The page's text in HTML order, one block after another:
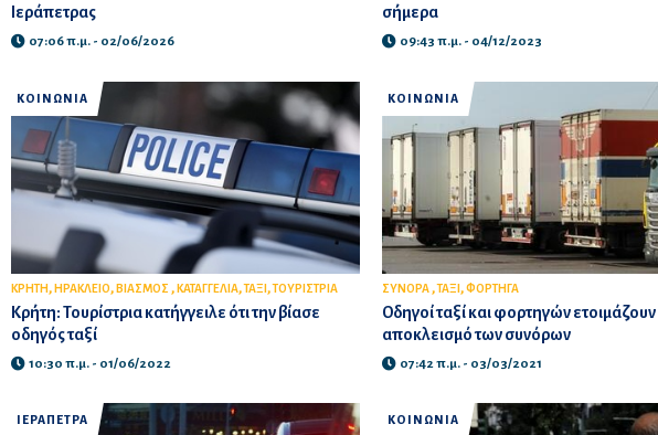
Ιεράπετρας
07:06 π.μ. - 02/06/2026
σήμερα
09:43 π.μ. - 04/12/2023
ΚΟΙΝΩΝΙΑ
ΚΡΗΤΗ, ΗΡΑΚΛΕΙΟ, ΒΙΑΣΜΟΣ , ΚΑΤΑΓΓΕΛΙΑ,ΤΑΞΙ ,ΤΟΥΡΙΣΤΡΙΑ
Κρήτη: Τουρίστρια κατήγγειλε ότι την βίασε
οδηγός ταξί
10:30 π.μ. - 01/06/2022
ΚΟΙΝΩΝΙΑ
ΣΥΝΟΡΑ,ΤΑΞΙ ,ΦΟΡΤΗΓΑ
Οδηγοί ταξί και φορτηγών ετοιμάζουν
αποκλεισμό των συνόρων
07:42 π.μ. - 03/03/2021
ΙΕΡΑΠΕΤΡΑ ΚΟΙΝΩΝΙΑ